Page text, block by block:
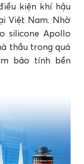
kiện khí hậu
Việt Nam. Nhờ
silicone Apollo
thầu trong quá
bảo tính bền